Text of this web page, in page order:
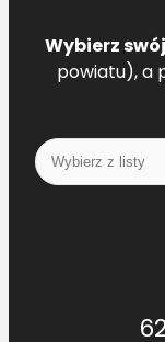
Wybierz
powiatu), a